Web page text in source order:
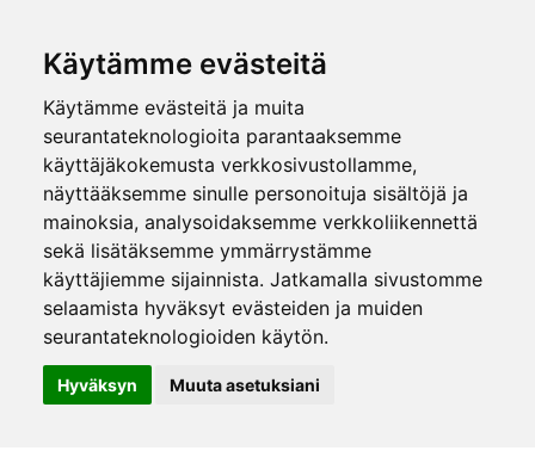
Käytämme evästeitä
Käytämme evästeitä ja muita
seurantateknologioita parantaaksemme
käyttäjäkokemusta verkkosivustollamme,
näyttääksemme sinulle personoituja sisältöjä ja
mainoksia, analysoidaksemme verkkoliikennettä
sekä lisätäksemme ymmärrystämme
käyttäjiemme sijainnista. Jatkamalla sivustomme
selaamista hyväksyt evästeiden ja muiden
seurantateknologioiden käytön.
Hyväksyn Muuta asetuksiani